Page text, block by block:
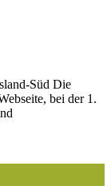
Süd Die
bei der 1.